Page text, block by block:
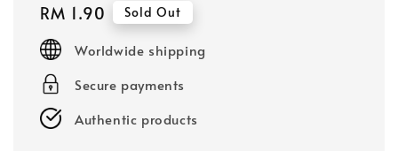
Regular
price
RM 1.90 Sold Out
Worldwide shipping
Secure payments
Authentic products